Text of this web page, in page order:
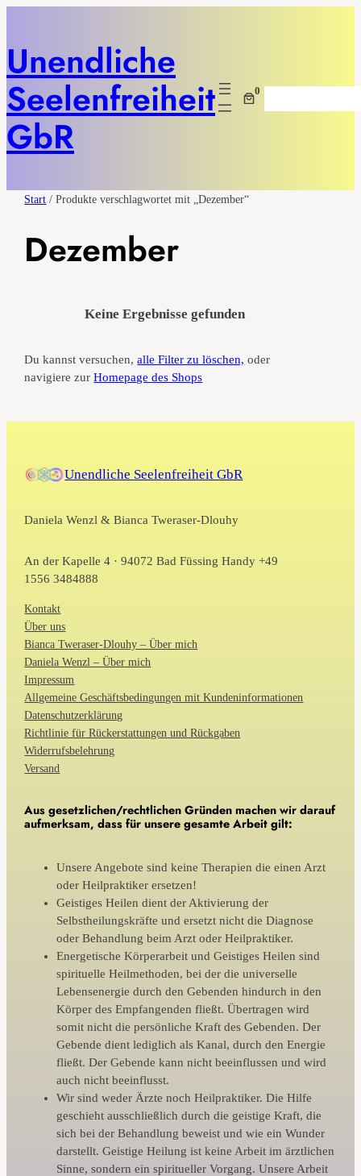
Unendliche
Seelenfreiheit
GbR
0
Start / Produkte verschlagwortet mit „Dezember“
Dezember
Keine Ergebnisse gefunden
Du kannst versuchen,alle Filter zu löschen, oder
navigiere zurHomepage des Shops
Unendliche Seelenfreiheit GbR
Daniela Wenzl & Bianca Tweraser-Dlouhy
An der Kapelle 4 · 94072 Bad Füssing Handy +49
1556 3484888
Kontakt
Über uns
Bianca Tweraser-Dlouhy – Über mich
Daniela Wenzl – Über mich
Impressum
Allgemeine Geschäftsbedingungen mit Kundeninformationen
Datenschutzerklärung
Richtlinie für Rückerstattungen und Rückgaben
Widerrufsbelehrung
Versand
Aus gesetzlichen/rechtlichen Gründen machen wir darauf
aufmerksam, dass für unsere gesamte Arbeit gilt:
Unsere Angebote sind keine Therapien die einen Arzt
oder Heilpraktiker ersetzen!
Geistiges Heilen dient der Aktivierung der
Selbstheilungskräfte und ersetzt nicht die Diagnose
oder Behandlung beim Arzt oder Heilpraktiker.
Energetische Körperarbeit und Geistiges Heilen sind
spirituelle Heilmethoden, bei der die universelle
Lebensenergie durch den Gebenden hindurch in den
Körper des Empfangenden fließt. Übertragen wird
somit nicht die persönliche Kraft des Gebenden. Der
Gebende dient lediglich als Kanal, durch den Energie
fließt. Der Gebende kann nicht beeinflussen und wird
auch nicht beeinflusst.
Wir sind weder Ärzte noch Heilpraktiker. Die Hilfe
geschieht ausschließlich durch die geistige Kraft, die
sich bei der Behandlung beweist und wie ein Wunder
darstellt. Geistige Heilung ist keine Arbeit im ärztlichen
Sinne, sondern ein spiritueller Vorgang. Unsere Arbeit